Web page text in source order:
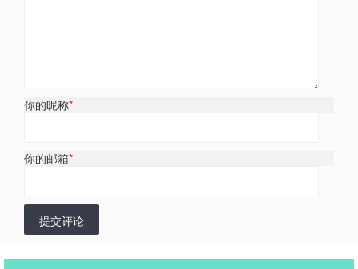
你的昵称*
你的邮箱*
提交评论